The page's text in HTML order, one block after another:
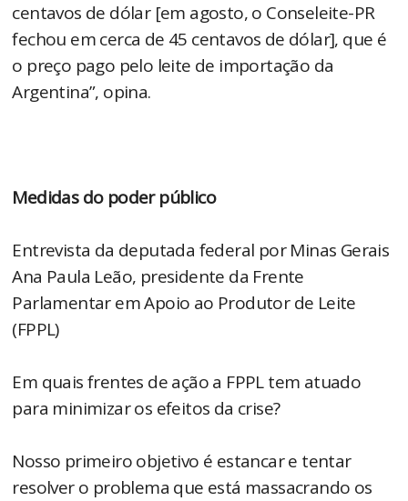
centavos de dólar [em agosto, o Conseleite-PR
fechou em cerca de 45 centavos de dólar], que é
o preço pago pelo leite de importação da
Argentina”, opina.
Medidas do poder público
Entrevista da deputada federal por Minas Gerais
Ana Paula Leão, presidente da Frente
Parlamentar em Apoio ao Produtor de Leite
(FPPL)
Em quais frentes de ação a FPPL tem atuado
para minimizar os efeitos da crise?
Nosso primeiro objetivo é estancar e tentar
resolver o problema que está massacrando os